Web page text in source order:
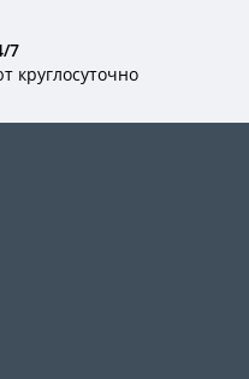
7
круглосуточно